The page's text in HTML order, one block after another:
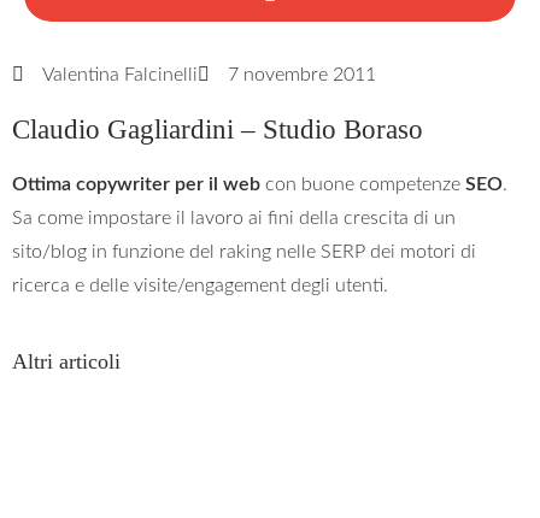
Valentina Falcinelli 7 novembre 2011
Claudio Gagliardini – Studio Boraso
Ottima copywriter per il web con buone competenze SEO.
Sa come impostare il lavoro ai fini della crescita di un
sito/blog in funzione del raking nelle SERP dei motori di
ricerca e delle visite/engagement degli utenti.
Altri articoli